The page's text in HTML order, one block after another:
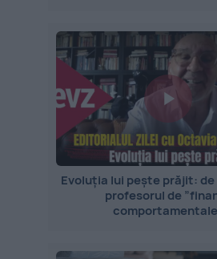
Evoluția lui pește prăjit: de
profesorul de